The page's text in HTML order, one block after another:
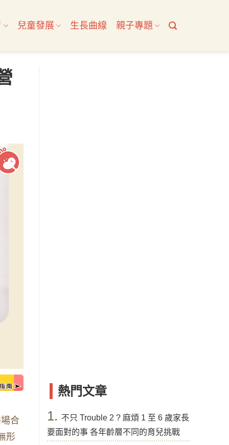
兒童發展 生長曲線 親子專題
合
形
熱門文章
1. 不只 Trouble 2 ? 麻煩 1 至 6 歲家長
要面對的事 各年齡層不同的育兒挑戰